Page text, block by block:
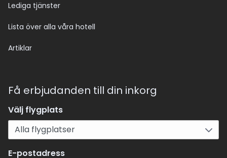
Lediga tjänster
Lista över alla våra hotell
Artiklar
Få erbjudanden till din inkorg
Välj flygplats
E-postadress